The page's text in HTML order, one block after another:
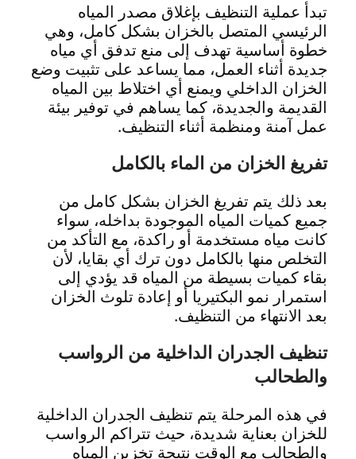
تبدأ عملية التنظيف بإغلاق مصدر المياه
الرئيسي المتصل بالخزان بشكل كامل، وهي
خطوة أساسية تهدف إلى منع تدفق أي مياه
جديدة أثناء العمل، مما يساعد على تثبيت وضع
الخزان الداخلي ويمنع أي اختلاط بين المياه
القديمة والجديدة، كما يساهم في توفير بيئة
عمل آمنة ومنظمة أثناء التنظيف.
تفريغ الخزان من الماء بالكامل
بعد ذلك يتم تفريغ الخزان بشكل كامل من
جميع كميات المياه الموجودة بداخله، سواء
كانت مياه مستخدمة أو راكدة، مع التأكد من
التخلص منها بالكامل دون ترك أي بقايا، لأن
بقاء كميات بسيطة من المياه قد يؤدي إلى
استمرار نمو البكتيريا أو إعادة تلوث الخزان
بعد الانتهاء من التنظيف.
تنظيف الجدران الداخلية من الرواسب
والطحالب
في هذه المرحلة يتم تنظيف الجدران الداخلية
للخزان بعناية شديدة، حيث تتراكم الرواسب
والطحالب مع الوقت نتيجة تخزين المياه